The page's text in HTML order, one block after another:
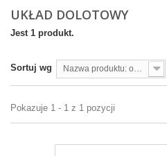
UKŁAD DOLOTOWY
Jest 1 produkt.
Sortuj wg Nazwa produktu: od A do Z
Pokazuje 1 - 1 z 1 pozycji